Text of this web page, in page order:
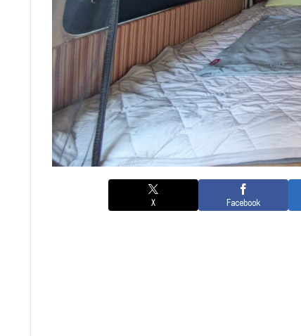
X Facebook